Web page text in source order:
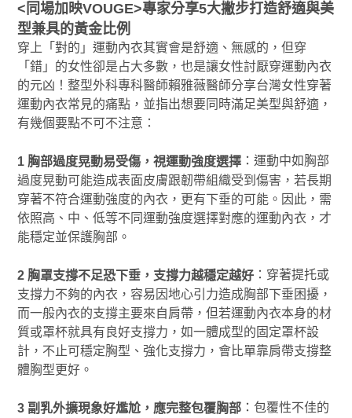
<同場加映VOUGE>專家分享5大撇步打造舒適與美
型兼具的黃金比例
穿上「對的」運動內衣其實會是舒適、無感的，但穿
「錯」的女性卻是占大多數，也是讓女性討厭穿運動內衣
的元凶！整型外科專科醫師賴雅薇醫師分享台灣女性穿著
運動內衣常見的痛點，並指出想要同時滿足美型與舒適，
有幾個要點不可不注意：
1 胸部過度晃動易受傷，視運動強度選擇 ：運動中如胸部
過度晃動可能造成表面皮膚跟韌帶組織受到傷害，若長期
穿著不符合運動強度的內衣，更有下垂的可能。因此，需
依照高、中、低等不同運動強度選擇對應的運動內衣，才
能穩定並保護胸部。
2 胸罩支撐不足恐下垂，支撐力越穩定越好 ：穿著提托或
支撐力不夠的內衣，容易因地心引力造成胸部下垂困擾，
而一般內衣的支撐主要來自肩帶，但若運動內衣本身的材
質或罩杯就具有良好支撐力，如一體成型的固定罩杯設
計，不止可穩定胸型、強化支撐力，會比單靠肩帶支撐整
體胸型更好。
3 副乳外擴現象好尷尬，應完整包覆胸部 ：包覆性不佳的